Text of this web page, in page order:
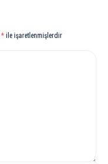
* ile işaretlenmişlerdir